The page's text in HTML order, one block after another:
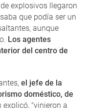
explosivos llegaron
que podía ser un
aunque
Los agentes
del centro de
el jefe de la
doméstico, de
explicó, "vinieron a